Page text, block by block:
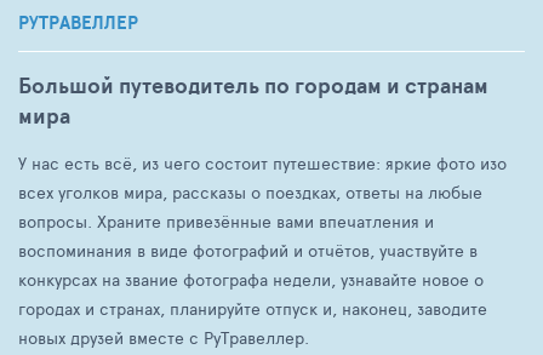
РУТРАВЕЛЛЕР
Большой путеводитель по городам и странам
мира
У нас есть всё, из чего состоит путешествие: яркие фото изо
всех уголков мира, рассказы о поездках, ответы на любые
вопросы. Храните привезённые вами впечатления и
воспоминания в виде фотографий и отчётов, участвуйте в
конкурсах на звание фотографа недели, узнавайте новое о
городах и странах, планируйте отпуск и, наконец, заводите
новых друзей вместе с РуТравеллер.